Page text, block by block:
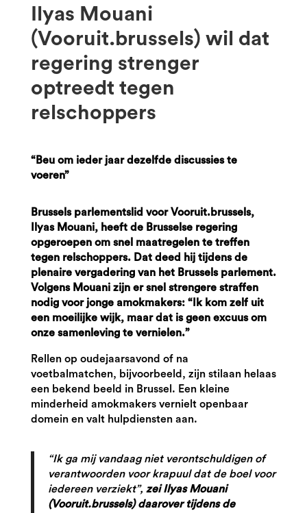
Ilyas Mouani
(Vooruit.brussels) wil dat
regering strenger
optreedt tegen
relschoppers
“Beu om ieder jaar dezelfde discussies te
voeren”
Brussels parlementslid voor Vooruit.brussels,
Ilyas Mouani, heeft de Brusselse regering
opgeroepen om snel maatregelen te treffen
tegen relschoppers. Dat deed hij tijdens de
plenaire vergadering van het Brussels parlement.
Volgens Mouani zijn er snel strengere straffen
nodig voor jonge amokmakers: “Ik kom zelf uit
een moeilijke wijk, maar dat is geen excuus om
onze samenleving te vernielen.”
Rellen op oudejaarsavond of na
voetbalmatchen, bijvoorbeeld, zijn stilaan helaas
een bekend beeld in Brussel. Een kleine
minderheid amokmakers vernielt openbaar
domein en valt hulpdiensten aan.
“Ik ga mij vandaag niet verontschuldigen of
verantwoorden voor krapuul dat de boel voor
iedereen verziekt”, zei Ilyas Mouani
(Vooruit.brussels) daarover tijdens de